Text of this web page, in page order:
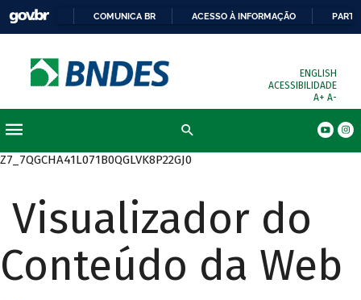
COMUNICA BR ACESSO À INFORMAÇÃO
ENGLISH
ACESSIBILIDADE
A+ A-
Z7_7QGCHA41L071B0QGLVK8P22GJ0
Visualizador do
Conteúdo da Web